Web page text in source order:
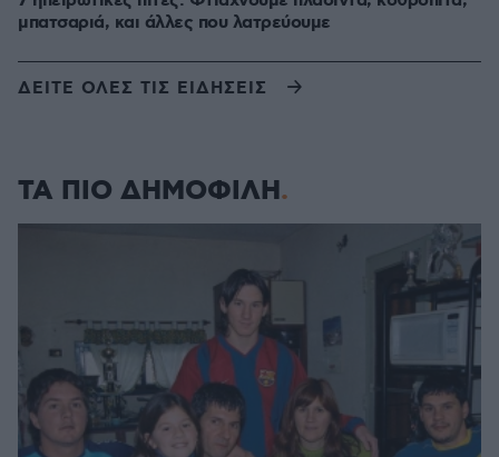
μπατσαριά, και άλλες που λατρεύουμε
ΔΕΙΤΕ ΟΛΕΣ ΤΙΣ ΕΙΔΗΣΕΙΣ
ΤΑ ΠΙΟ ΔΗΜΟΦΙΛΗ